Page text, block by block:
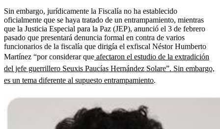
Sin embargo, jurídicamente la Fiscalía no ha establecido
oficialmente que se haya tratado de un entrampamiento, mientras
que la Justicia Especial para la Paz (JEP), anunció el 3 de febrero
pasado que presentará denuncia formal en contra de varios
funcionarios de la fiscalía que dirigía el exfiscal Néstor Humberto
Martínez “por considerar que afectaron el estudio de la extradición
del jefe guerrillero Seuxis Paucías Hernández Solare”. Sin embargo,
es un tema diferente al supuesto entrampamiento.